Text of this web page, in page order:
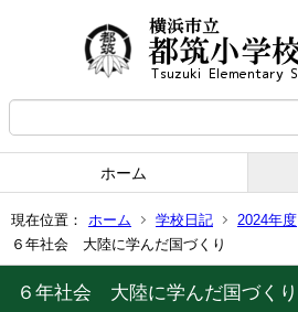
ホーム
現在位置： ホーム 学校日記
2024年度
６年社会 大陸に学んだ国づくり
６年社会 大陸に学んだ国づくり